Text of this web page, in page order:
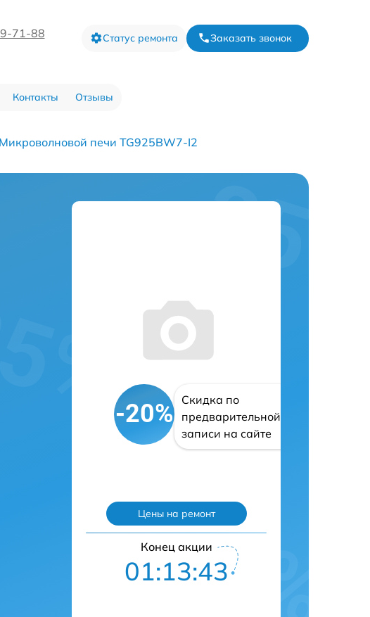
71-88 Статус ремонта Заказать звонок
Контакты Отзывы
печи TG925BW7-I2
-20%
Скидка по
предварительной
записи на сайте
Цены на ремонт
Конец акции
01:13:42